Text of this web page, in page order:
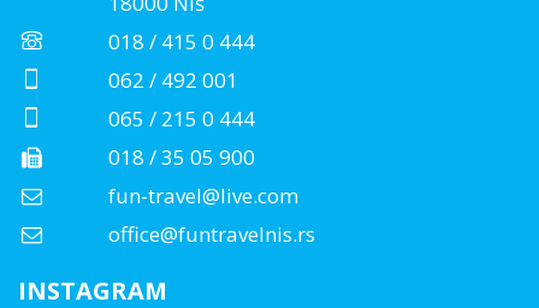
018 / 415 0 444
062 / 492 001
065 / 215 0 444
018 / 35 05 900
fun-travel@live.com
office@funtravelnis.rs
INSTAGRAM